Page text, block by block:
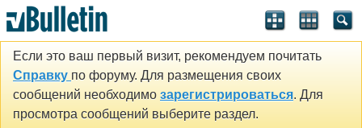
Если это ваш первый визит, рекомендуем почитать
Справку по форуму. Для размещения своих
сообщений необходимо зарегистрироваться. Для
просмотра сообщений выберите раздел.